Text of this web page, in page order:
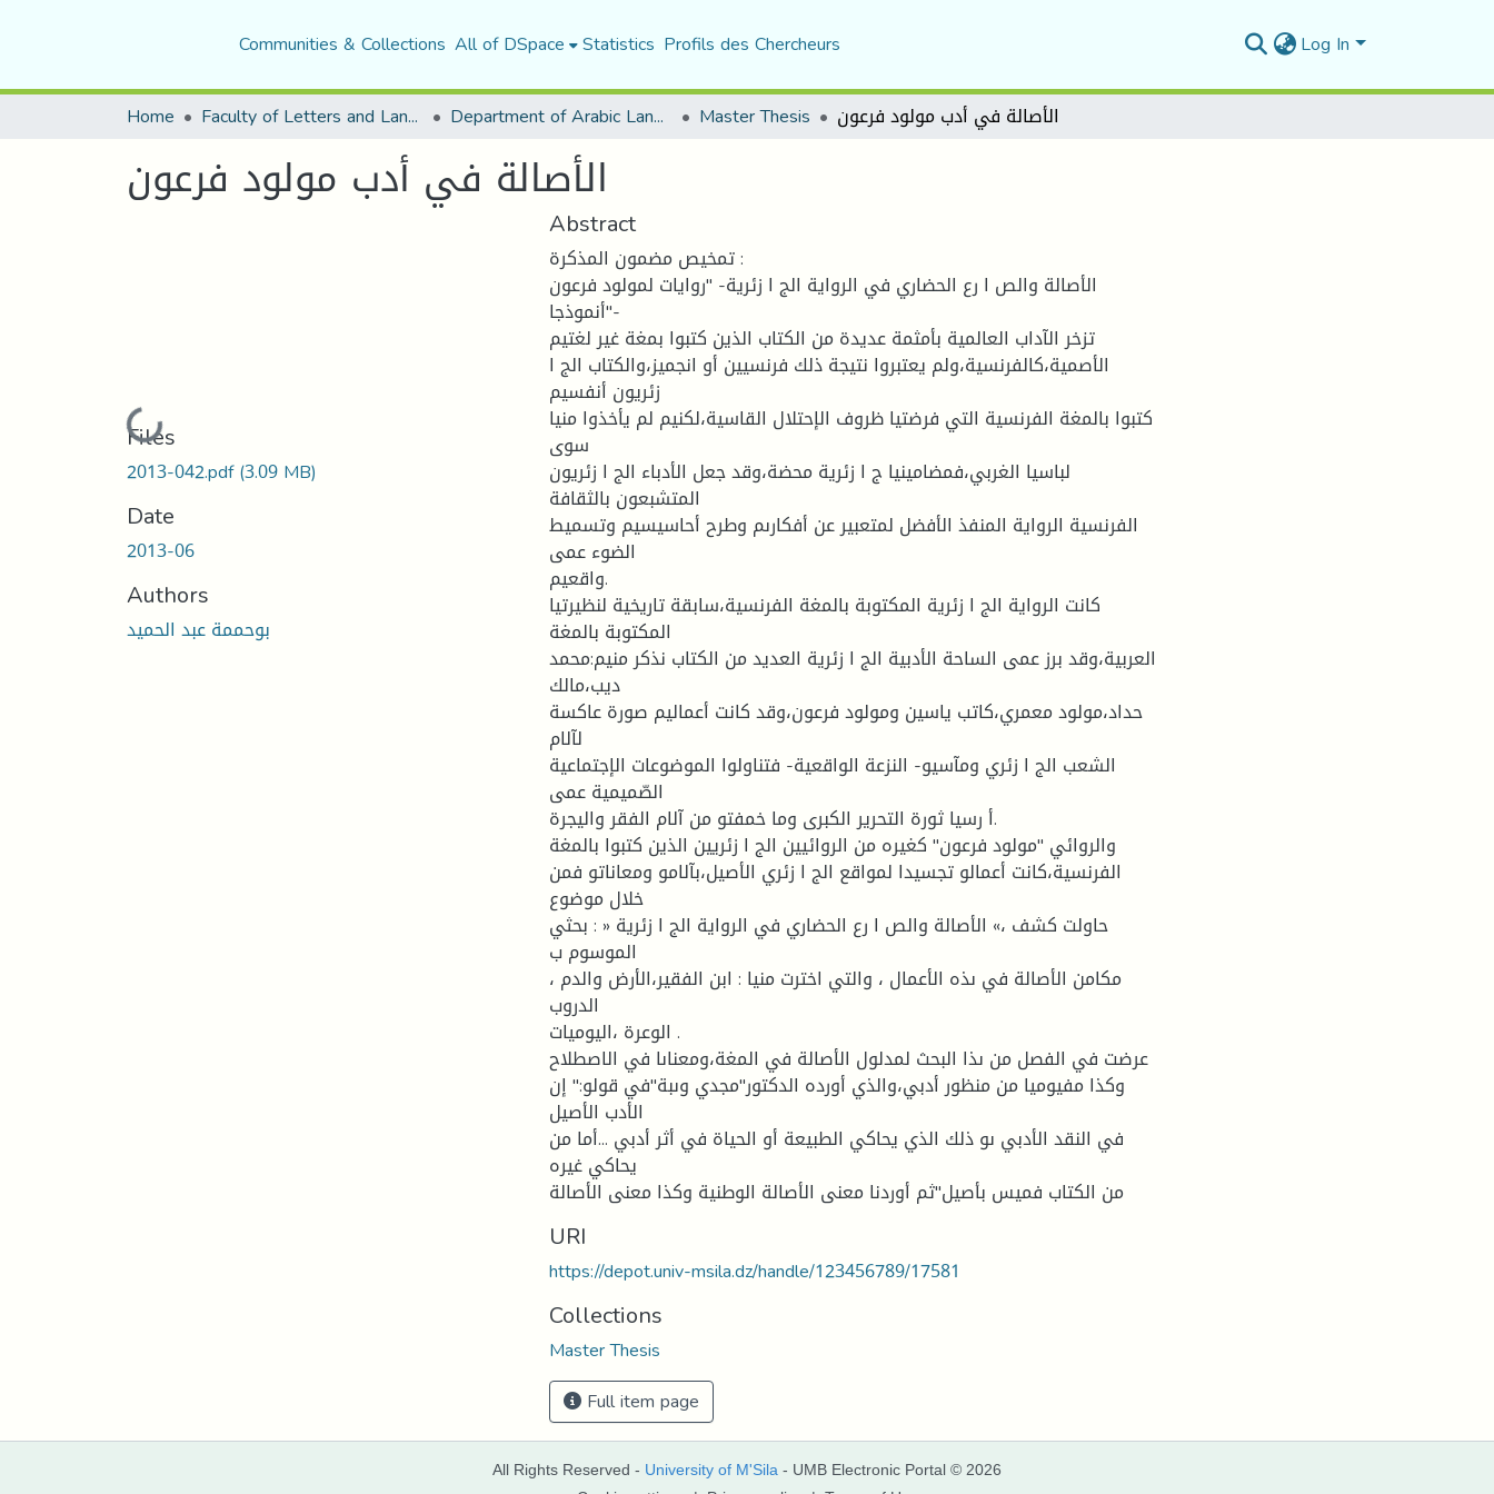
Communities & Collections All of DSpace Statistics Profils des Chercheurs Log In
Home Faculty of Letters and Languages Department of Arabic Language and Literature Master Thesis الأصالة في أدب مولود فرعون
الأصالة في أدب مولود فرعون
Loading...
Files
2013-042.pdf(3.09 MB)
Date
2013-06
Authors
بوحممة عبد الحميد
Abstract
تمخيص مضمون المذكرة :
الأصالة والص ا رع الحضاري في الرواية الج ا زئرية- "روايات لمولود فرعون
أنموذجا"-
تزخر الآداب العالمية بأمثمة عديدة من الكتاب الذين كتبوا بمغة غير لغتيم
الأصمية،كالفرنسية،ولم يعتبروا نتيجة ذلك فرنسيين أو انجميز،والكتاب الج ا
زئريون أنفسيم
كتبوا بالمغة الفرنسية التي فرضتيا ظروف الإحتلال القاسية،لكنيم لم يأخذوا منيا
سوى
لباسيا الغربي،فمضامينيا ج ا زئرية محضة،وقد جعل الأدباء الج ا زئريون
المتشبعون بالثقافة
الفرنسية الرواية المنفذ الأفضل لمتعبير عن أفكارىم وطرح أحاسيسيم وتسميط
الضوء عمى
واقعيم.
كانت الرواية الج ا زئرية المكتوبة بالمغة الفرنسية،سابقة تاريخية لنظيرتيا
المكتوبة بالمغة
العربية،وقد برز عمى الساحة الأدبية الج ا زئرية العديد من الكتاب نذكر منيم:محمد
ديب،مالك
حداد،مولود معمري،كاتب ياسين ومولود فرعون،وقد كانت أعماليم صورة عاكسة
لآلام
الشعب الج ا زئري ومآسيو- النزعة الواقعية- فتناولوا الموضوعات الإجتماعية
الصّميمية عمى
أ رسيا ثورة التحرير الكبرى وما خمفتو من آلام الفقر واليجرة.
والروائي "مولود فرعون" كغيره من الروائيين الج ا زئريين الذين كتبوا بالمغة
الفرنسية،كانت أعمالو تجسيدا لمواقع الج ا زئري الأصيل،بآلامو ومعاناتو فمن
خلال موضوع
حاولت كشف ،» الأصالة والص ا رع الحضاري في الرواية الج ا زئرية « : بحثي
الموسوم ب
مكامن الأصالة في ىذه الأعمال ، والتي اخترت منيا : ابن الفقير،الأرض والدم ،
الدروب
الوعرة ،اليوميات .
عرضت في الفصل من ىذا البحث لمدلول الأصالة في المغة،ومعناىا في الاصطلاح
وكذا مفيوميا من منظور أدبي،والذي أورده الدكتور"مجدي وىبة"في قولو:" إن
الأدب الأصيل
في النقد الأدبي ىو ذلك الذي يحاكي الطبيعة أو الحياة في أثر أدبي ...أما من
يحاكي غيره
من الكتاب فميس بأصيل"ثم أوردنا معنى الأصالة الوطنية وكذا معنى الأصالة
URI
https://depot.univ-msila.dz/handle/123456789/17581
Collections
Master Thesis
Full item page
All Rights Reserved - University of M'Sila - UMB Electronic Portal © 2026